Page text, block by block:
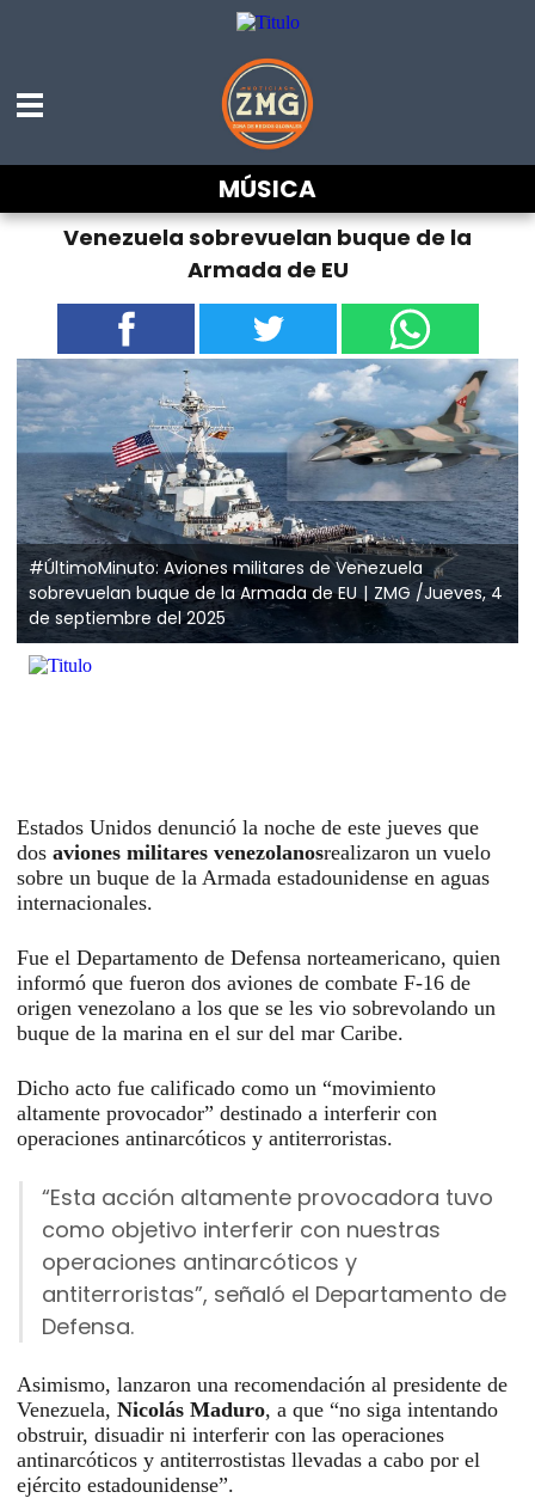
MÚSICA
#ÚltimoMinuto: Aviones militares de
Venezuela sobrevuelan buque de la
Armada de EU
#ÚltimoMinuto: Aviones militares de Venezuela
sobrevuelan buque de la Armada de EU
ZMG /Jueves, 4
de septiembre del 2025
Estados Unidos denunció la noche de este jueves que
dos aviones militares venezolanosrealizaron un vuelo
sobre un buque de la Armada estadounidense en aguas
internacionales.
Fue el Departamento de Defensa norteamericano, quien
informó que fueron dos aviones de combate F-16 de
origen venezolano a los que se les vio sobrevolando un
buque de la marina en el sur del mar Caribe.
Dicho acto fue calificado como un “movimiento
altamente provocador” destinado a interferir con
operaciones antinarcóticos y antiterroristas.
“Esta acción altamente provocadora tuvo
como objetivo interferir con nuestras
operaciones antinarcóticos y
antiterroristas”, señaló el Departamento de
Defensa.
Asimismo, lanzaron una recomendación al presidente de
Venezuela, Nicolás Maduro, a que “no siga intentando
obstruir, disuadir ni interferir con las operaciones
antinarcóticos y antiterrostistas llevadas a cabo por el
ejército estadounidense”.